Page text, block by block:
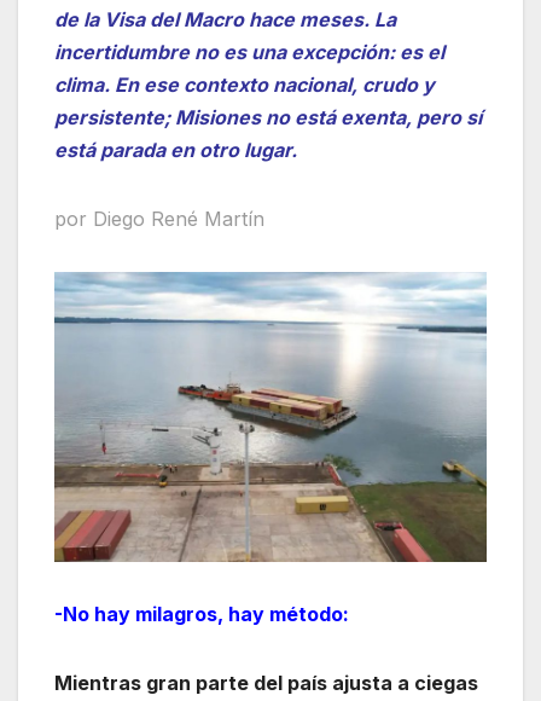
de la Visa del Macro hace meses. La
incertidumbre no es una excepción: es el
clima. En ese contexto nacional, crudo y
persistente; Misiones no está exenta, pero sí
está parada en otro lugar.
por Diego René Martín
-No hay milagros, hay método:
Mientras gran parte del país ajusta a ciegas